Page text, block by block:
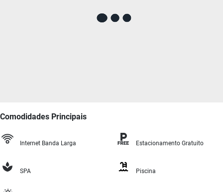
Comodidades Principais
Internet Banda Larga Estacionamento Gratuito
SPA Piscina